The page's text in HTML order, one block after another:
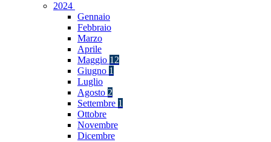
2024
Gennaio
Febbraio
Marzo
Aprile
Maggio 12
Giugno 1
Luglio
Agosto 2
Settembre 1
Ottobre
Novembre
Dicembre